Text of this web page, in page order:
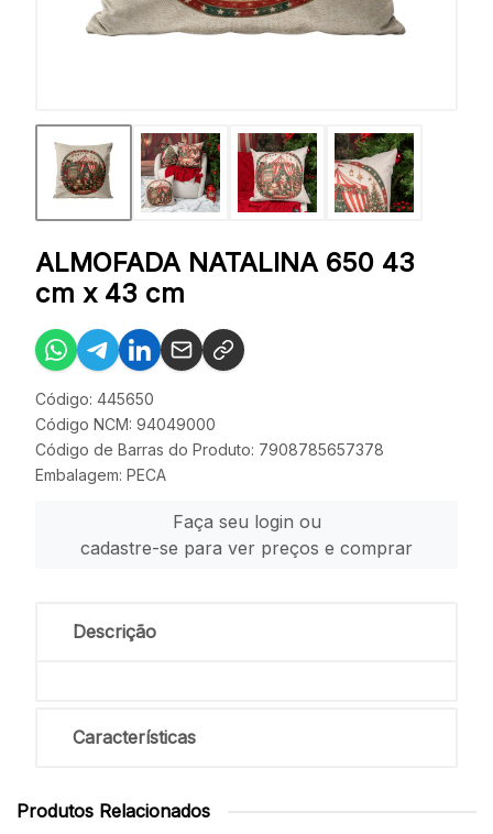
ALMOFADA NATALINA 650 43
cm x 43 cm
Código: 445650
Código NCM: 94049000
Código de Barras do Produto: 7908785657378
Embalagem: PECA
Faça seu login ou
cadastre-se para ver preços e comprar
Descrição
Características
Produtos Relacionados